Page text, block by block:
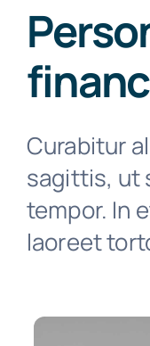
Curabitur
sagittis, ut
tempor. In
laoreet